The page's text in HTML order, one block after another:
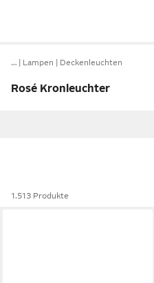
… Lampen Deckenleuchten
Rosé Kronleuchter
1.513 Produkte